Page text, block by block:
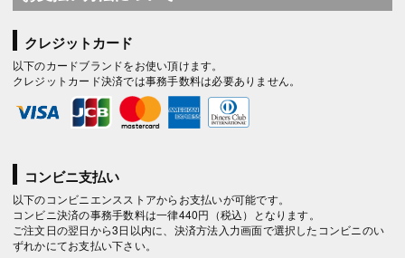
クレジットカード
以下のカードブランドをお使い頂けます。
クレジットカード決済では事務手数料は必要ありません。
コンビニ支払い
以下のコンビニエンスストアからお支払いが可能です。
コンビニ決済の事務手数料は一律440円（税込）となります。
ご注文日の翌日から3日以内に、決済方法入力画面で選択したコンビニのい
ずれかにてお支払い下さい。